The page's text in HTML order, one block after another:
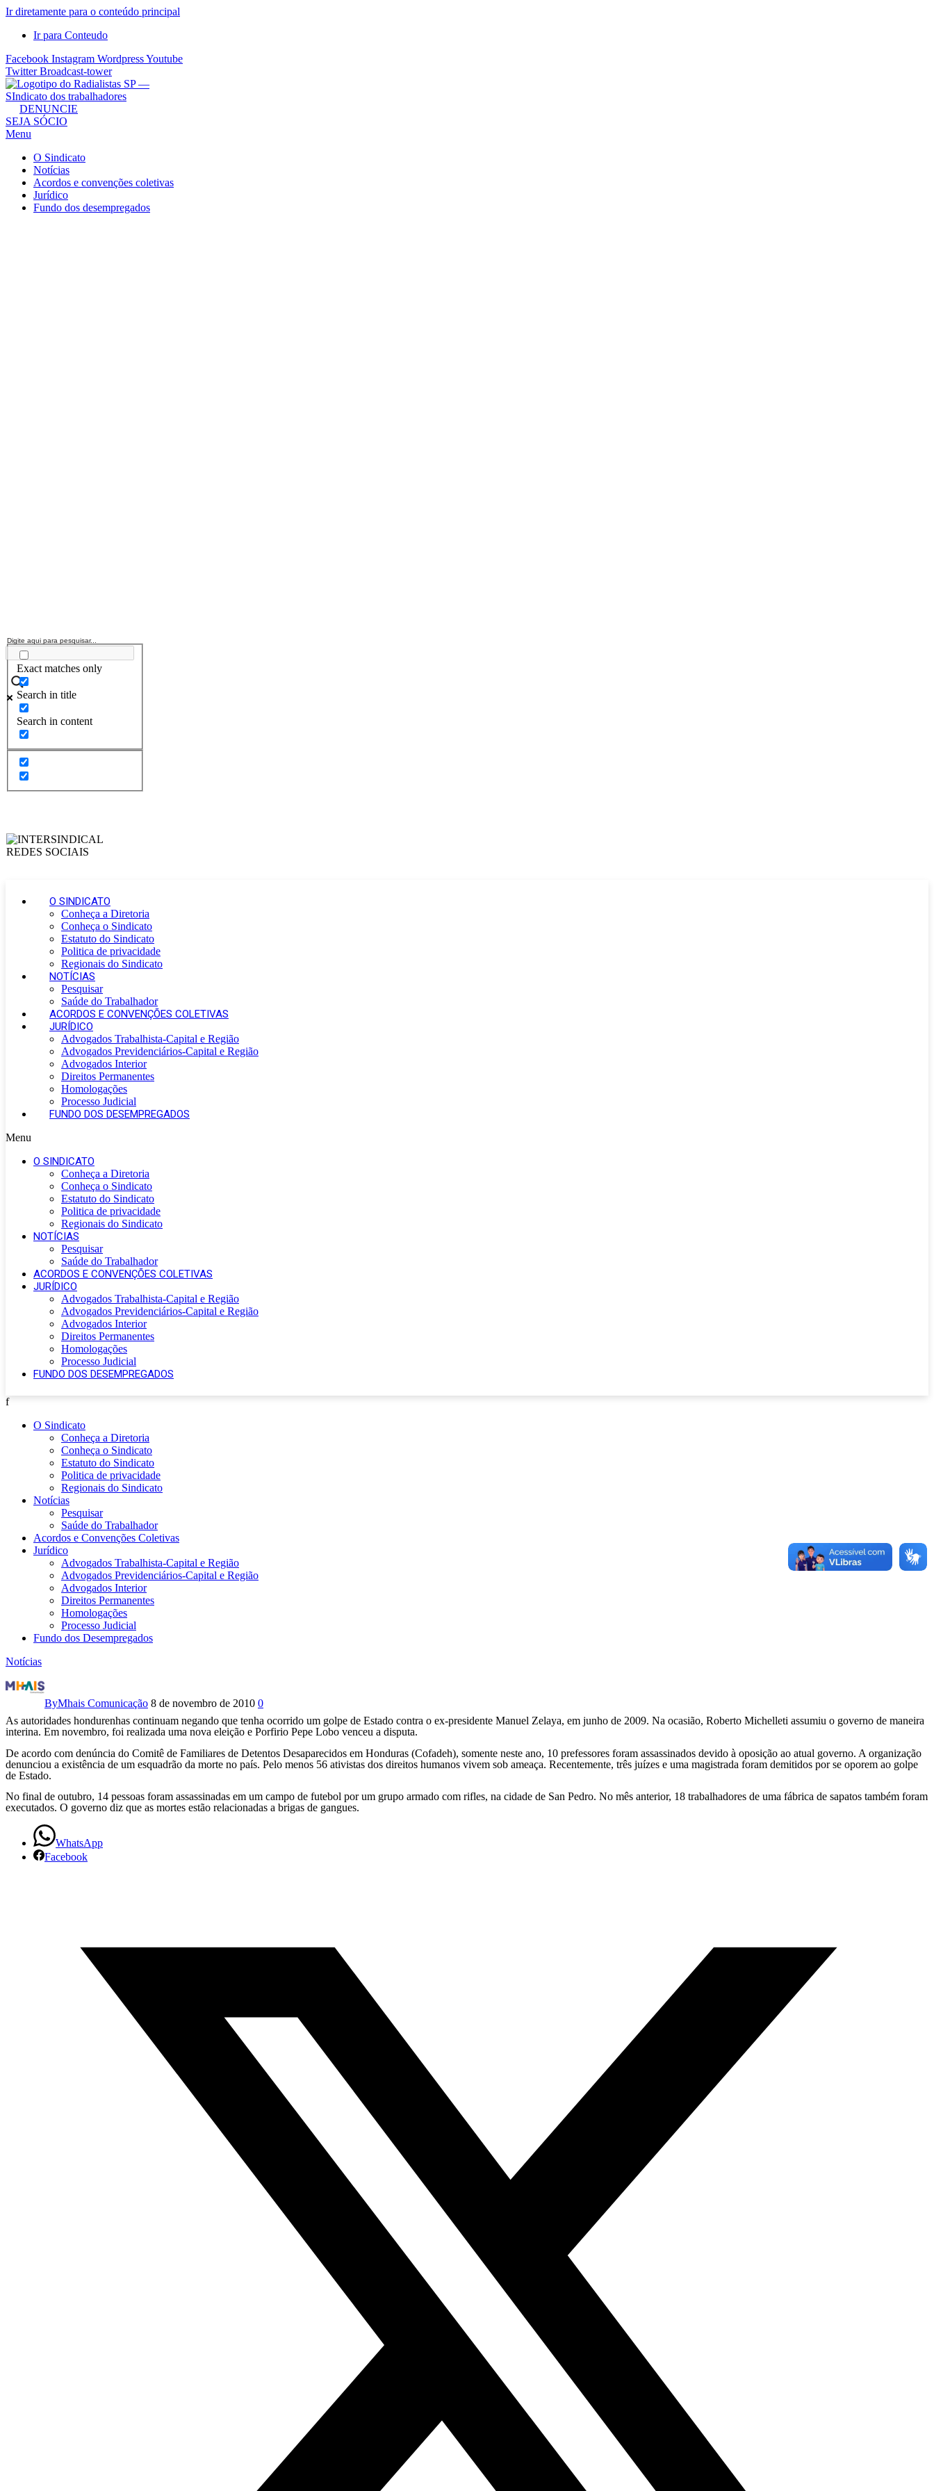
Ir diretamente para o conteúdo principal
Ir para Conteudo
Facebook Instagram WordpressYoutube
Twitter Broadcast-tower
Sindicato
dos
Radialistas
São
Paulo
Sindicato
DENUNCIE
SEJA SÓCIO
Menu
O Sindicato
Notícias
Acordos e convenções coletivas
Jurídico
Fundo dos desempregados
Exact matches only
Search in title
Search in content
O SINDICATO
Conheça a Diretoria
Conheça o Sindicato
Estatuto do Sindicato
Politica de privacidade
Regionais do Sindicato
NOTÍCIAS
Pesquisar
Saúde do Trabalhador
ACORDOS E CONVENÇÕES COLETIVAS
JURÍDICO
Advogados Trabalhista-Capital e Região
Advogados Previdenciários-Capital e Região
Advogados Interior
Direitos Permanentes
Homologações
Processo Judicial
FUNDO DOS DESEMPREGADOS
Menu
O SINDICATO
Conheça a Diretoria
Conheça o Sindicato
Estatuto do Sindicato
Politica de privacidade
Regionais do Sindicato
NOTÍCIAS
Pesquisar
Saúde do Trabalhador
ACORDOS E CONVENÇÕES COLETIVAS
JURÍDICO
Advogados Trabalhista-Capital e Região
Advogados Previdenciários-Capital e Região
Advogados Interior
Direitos Permanentes
Homologações
Processo Judicial
FUNDO DOS DESEMPREGADOS
f
O Sindicato
Conheça a Diretoria
Conheça o Sindicato
Estatuto do Sindicato
Politica de privacidade
Regionais do Sindicato
Notícias
Pesquisar
Saúde do Trabalhador
Acordos e Convenções Coletivas
Jurídico
Advogados Trabalhista-Capital e Região
Advogados Previdenciários-Capital e Região
Advogados Interior
Direitos Permanentes
Homologações
Processo Judicial
Fundo dos Desempregados
Notícias
Na
ONU,
Honduras
não
explicou
violações
direitos
ByMhais Comunicação 8 de novembro de 2010 0
As autoridades hondurenhas continuam negando que tenha ocorrido um golpe de Estado contra o ex-presidente Manuel Zelaya, em junho de 2009. Na ocasião, Roberto Michelleti assumiu o governo de maneira
interina. Em novembro, foi realizada uma nova eleição e Porfirio Pepe Lobo venceu a disputa.
De acordo com denúncia do Comitê de Familiares de Detentos Desaparecidos em Honduras (Cofadeh), somente neste ano, 10 prefessores foram assassinados devido à oposição ao atual governo. A organização
denunciou a existência de um esquadrão da morte no país. Pelo menos 56 ativistas dos direitos humanos vivem sob ameaça. Recentemente, três juízes e uma magistrada foram demitidos por se oporem ao golpe
de Estado.
No final de outubro, 14 pessoas foram assassinadas em um campo de futebol por um grupo armado com rifles, na cidade de San Pedro. No mês anterior, 18 trabalhadores de uma fábrica de sapatos também foram
executados. O governo diz que as mortes estão relacionadas a brigas de gangues.
WhatsApp
Facebook